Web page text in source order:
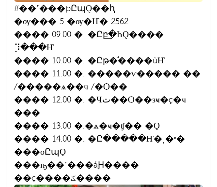
#��˹���þԸպǪ��ԧ
�ѹ��� 5 �ѹ�Ҥ� 2562
���� 09.00 �. �Ըբ͢�ҺǪ����
⡹���Ҥ
���� 10.00 �. �Ըթ�ͧ����ùҤ
���� 11.00 �. �����ѵ����� ��
/�����ѧ��ҹ /�Ѻ��
���� 12.00 �. �Ҹت��Ѻ��зҹ�ç�ҹ
���
���� 13.00 �.�ѧ�ҹ�ʧ�� �Ǫ
���� 14.00 �. �Ը�����Ҥ�ͺ�ʶ�
���оԸպǪ
���ҧ��˹���áԨ����
��ç����ػ����